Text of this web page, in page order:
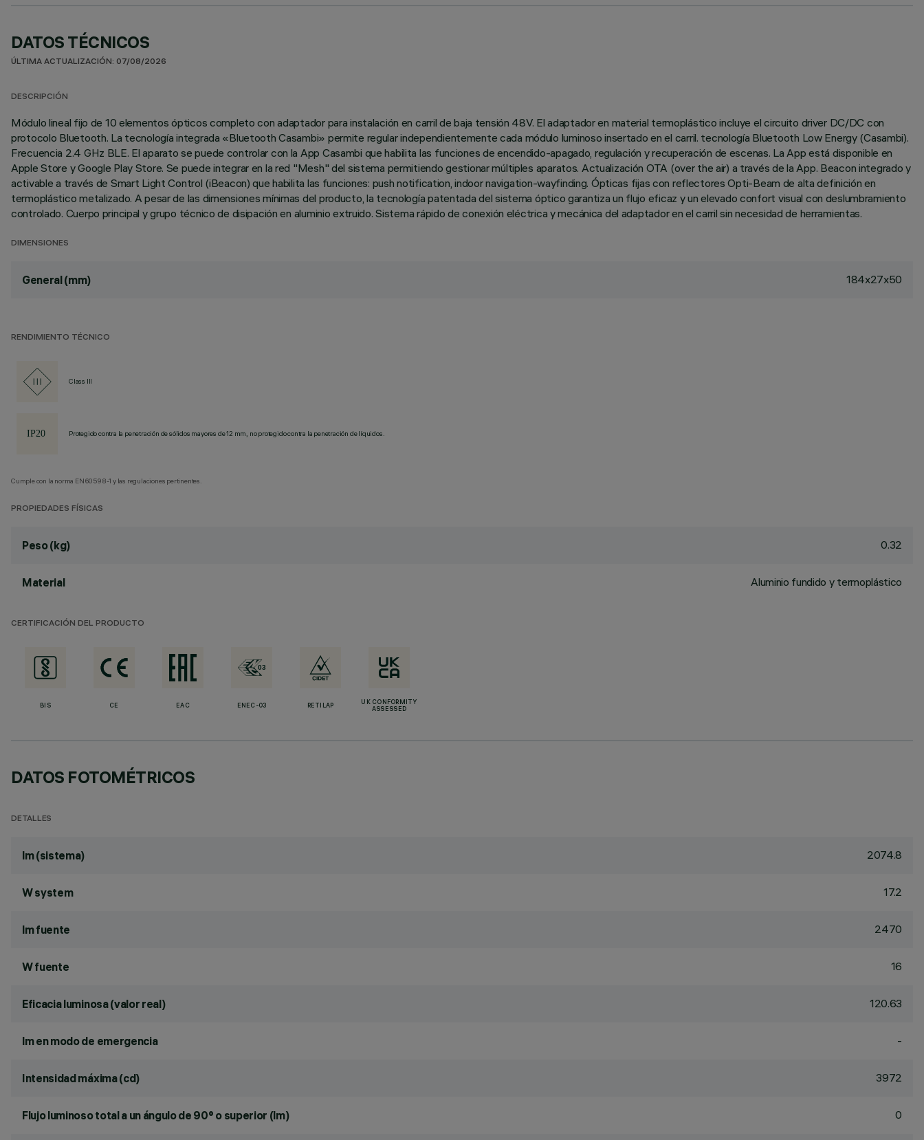
DATOS TÉCNICOS
ÚLTIMA ACTUALIZACIÓN: 07/08/2026
DESCRIPCIÓN
Módulo lineal fijo de 10 elementos ópticos completo con adaptador para instalación en carril de baja tensión 48V. El adaptador en material termoplástico incluye el circuito driver DC/DC con
protocolo Bluetooth. La tecnología integrada «Bluetooth Casambi» permite regular independientemente cada módulo luminoso insertado en el carril. tecnología Bluetooth Low Energy (Casambi).
Frecuencia 2.4 GHz BLE. El aparato se puede controlar con la App Casambi que habilita las funciones de encendido-apagado, regulación y recuperación de escenas. La App está disponible en
Apple Store y Google Play Store. Se puede integrar en la red "Mesh" del sistema permitiendo gestionar múltiples aparatos. Actualización OTA (over the air) a través de la App. Beacon integrado y
activable a través de Smart Light Control (iBeacon) que habilita las funciones: push notification, indoor navigation-wayfinding. Ópticas fijas con reflectores Opti-Beam de alta definición en
termoplástico metalizado. A pesar de las dimensiones mínimas del producto, la tecnología patentada del sistema óptico garantiza un flujo eficaz y un elevado confort visual con deslumbramiento
controlado. Cuerpo principal y grupo técnico de disipación en aluminio extruido. Sistema rápido de conexión eléctrica y mecánica del adaptador en el carril sin necesidad de herramientas.
DIMENSIONES
General (mm) 184x27x50
RENDIMIENTO TÉCNICO
Class III
Protegido contra la penetración de sólidos mayores de 12 mm, no protegido contra la penetración de líquidos.
Cumple con la norma EN60598-1 y las regulaciones pertinentes.
PROPIEDADES FÍSICAS
Peso (kg) 0.32
Material Aluminio fundido y termoplástico
CERTIFICACIÓN DEL PRODUCTO
BIS CE EAC ENEC-03 RETILAP
UK CONFORMITY
ASSESSED
DATOS FOTOMÉTRICOS
DETALLES
lm (sistema) 2074.8
W system 17.2
lm fuente 2470
W fuente 16
Eficacia luminosa (valor real) 120.63
lm en modo de emergencia -
Intensidad máxima (cd) 3972
Flujo luminoso total a un ángulo de 90° o superior (lm) 0